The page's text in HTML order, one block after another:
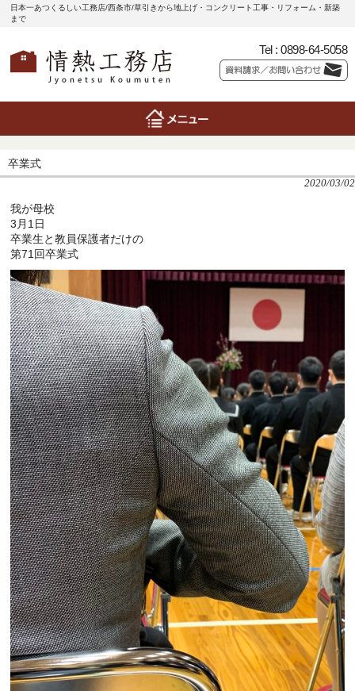
日本一あつくるしい工務店/西条市/草引きから地上げ・コンクリート工事・リフォーム・新築
まで
Tel : 0898-64-5058
卒業式
2020/03/02
我が母校
3月1日
卒業生と教員保護者だけの
第71回卒業式